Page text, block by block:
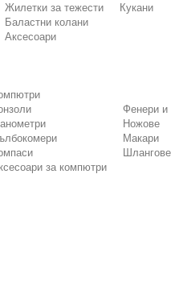
Жилетки за тежести
Баластни колани
Аксесоари
Кукани
за компютри
Фенери и
Ножове
Макари
Шлангове